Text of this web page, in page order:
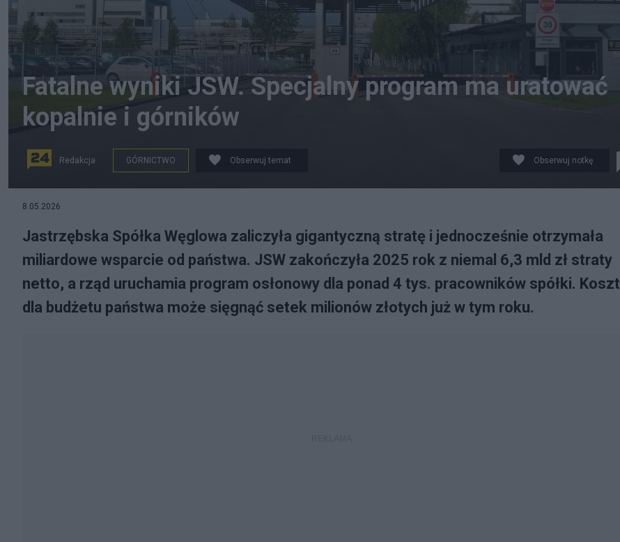
Fatalne wyniki JSW. Specjalny program ma uratować
kopalnie i górników
Redakcja GÓRNICTWO Obserwuj temat Obserwuj notkę
8.05.2026
Jastrzębska Spółka Węglowa zaliczyła gigantyczną stratę i jednocześnie otrzymała
miliardowe wsparcie od państwa. JSW zakończyła 2025 rok z niemal 6,3 mld zł straty
netto, a rząd uruchamia program osłonowy dla ponad 4 tys. pracowników spółki. Koszt
dla budżetu państwa może sięgnąć setek milionów złotych już w tym roku.